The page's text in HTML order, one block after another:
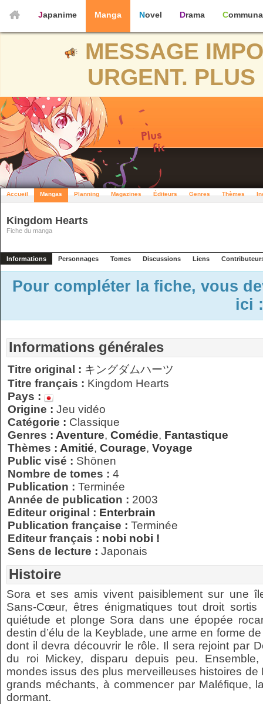
Japanime Manga Novel Drama
MESSAGE
URGENT.
Accueil Mangas Planning Magazines Éditeurs Genres Thèmes
Kingdom Hearts
Fiche du manga
Informations Personnages Tomes Discussions Liens
Pour compléter la fiche, vous
ici
Informations générales
Titre original : キングダムハーツ
Titre français : Kingdom Hearts
Pays :
Origine : Jeu vidéo
Catégorie : Classique
Genres : Aventure, Comédie, Fantastique
Thèmes : Amitié, Courage, Voyage
Public visé : Shōnen
Nombre de tomes : 4
Publication : Terminée
Année de publication : 2003
Editeur original : Enterbrain
Publication française : Terminée
Editeur français : nobi nobi !
Sens de lecture : Japonais
Histoire
Sora et ses amis vivent paisiblement sur une
Sans-Cœur, êtres énigmatiques tout droit
quiétude et plonge Sora dans une épopée
destin d’élu de la Keyblade, une arme en forme
dont il devra découvrir le rôle. Il sera rejoint par
du roi Mickey, disparu depuis peu.
mondes issus des plus merveilleuses histoires
grands méchants, à commencer par Maléfique,
dormant.